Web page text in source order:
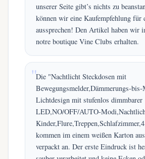
unserer Seite gibt’s nichts zu
können wir eine Kaufempfehlung für
aussprechen! Den Artikel haben wir
notre boutique Vine Clubs erhalten.
Die "Nachtlicht Steckdosen mit
Lichtdesign mit stufenlos dimmbarer
LED,NO/OFF/
kommen im einem weißen Karton
verpackt an. Der erste Eindruck ist